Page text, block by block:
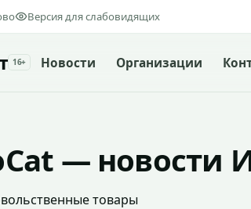
Версия для слабовидящих
16+ Новости Организации
— новости
товары